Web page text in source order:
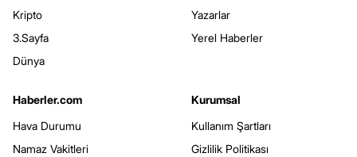
Kripto
3.Sayfa
Dünya
Yazarlar
Yerel Haberler
Haberler.com
Hava Durumu
Namaz Vakitleri
Kurumsal
Kullanım Şartları
Gizlilik Politikası